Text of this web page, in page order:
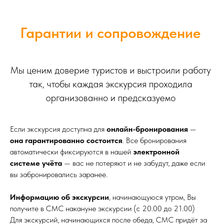
Гарантии и сопровождение
Мы ценим доверие туристов и выстроили работу
так, чтобы каждая экскурсия проходила
организованно и предсказуемо
Если экскурсия доступна для онлайн-бронирования —
она гарантированно состоится. Все бронирования
автоматически фиксируются в нашей электронной
системе учёта — вас не потеряют и не забудут, даже если
вы забронировались заранее.
Информацию об экскурсии, начинающуюся утром, Вы
получите в СМС накануне экскурсии (с 20.00 до 21.00)
Для экскурсий, начинающихся после обеда, СМС придёт за